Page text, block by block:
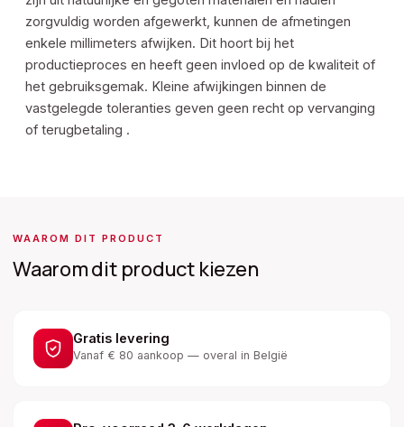
zorgvuldig worden afgewerkt, kunnen de afmetingen
enkele millimeters afwijken. Dit hoort bij het
productieproces en heeft geen invloed op de kwaliteit of
het gebruiksgemak. Kleine afwijkingen binnen de
vastgelegde toleranties geven geen recht op vervanging
of terugbetaling .
WAAROM DIT PRODUCT
Waarom dit product kiezen
Gratis levering
Vanaf € 80 aankoop — overal in België